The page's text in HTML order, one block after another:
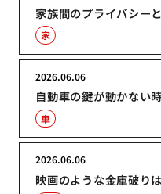
家族間のプライバシー
家
自動車の鍵が動かない
2026.06.06
車
映画のような金庫破り
2026.06.06